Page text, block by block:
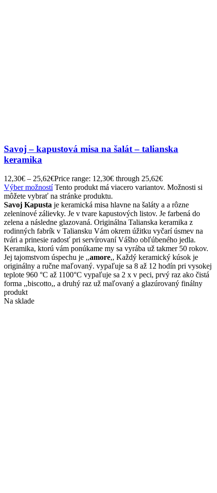
Savoj – kapustová misa na šalát – talianska
keramika
12,30€ – 25,62€Price range: 12,30€ through 25,62€
Výber možnostíTento produkt má viacero variantov. Možnosti si
môžete vybrať na stránke produktu.
Savoj Kapusta je keramická misa hlavne na šaláty a a rôzne
zeleninové zálievky. Je v tvare kapustových listov. Je farbená do
zelena a následne glazovaná. Originálna Talianska keramika z
rodinných fabrík v Taliansku Vám okrem úžitku vyčarí úsmev na
tvári a prinesie radosť pri servírovaní Vášho obľúbeného jedla.
Keramika, ktorú vám ponúkame my sa vyrába už takmer 50 rokov.
Jej tajomstvom úspechu je ,,amore,, Každý keramický kúsok je
originálny a ručne maľovaný. vypaľuje sa 8 až 12 hodín pri vysokej
teplote 960 °C až 1100°C vypaľuje sa 2 x v peci, prvý raz ako čistá
forma ,,biscotto,, a druhý raz už maľovaný a glazúrovaný finálny
produkt
Na sklade